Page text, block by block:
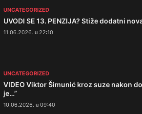
UNCATEGORIZED
UVODI SE 13. PENZIJA? Stiže dodatni
11.06.2026. u 22:10
UNCATEGORIZED
VIDEO Viktor Šimunić kroz suze nakon
je…”
10.06.2026. u 09:40